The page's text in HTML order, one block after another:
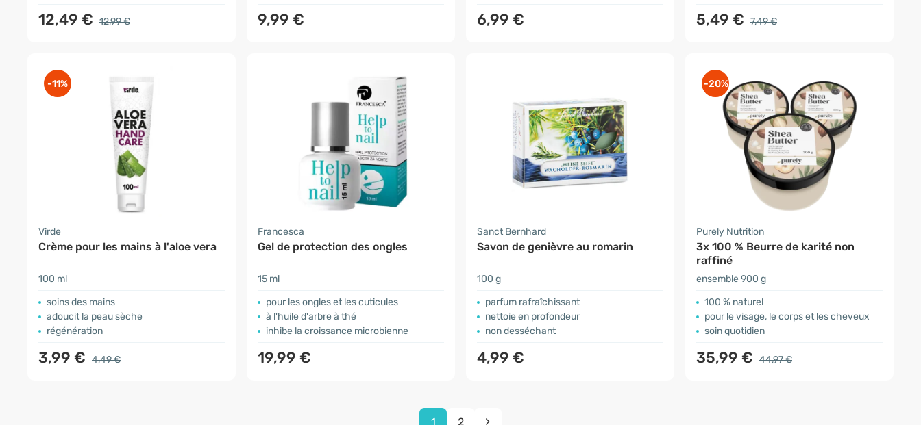
12,49 € 12,99 € 9,99 € 6,99 € 5,49 € 7,49 €
-11%
Virde
Crème pour les mains à l'aloe vera
100 ml
soins des mains
adoucit la peau sèche
régénération
3,99 € 4,49 €
Francesca
Gel de protection des ongles
15 ml
pour les ongles et les cuticules
à l'huile d'arbre à thé
inhibe la croissance microbienne
19,99 €
Sanct Bernhard
Savon de genièvre au romarin
100 g
parfum rafraîchissant
nettoie en profondeur
non desséchant
4,99 €
-20%
Purely Nutrition
3x 100 % Beurre de karité non
raffiné
ensemble 900 g
100 % naturel
pour le visage, le corps et les cheveux
soin quotidien
35,99 € 44,97 €
1 2